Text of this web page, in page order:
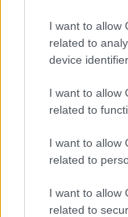
I want to allow
related to
device
I want to allow
related to
I want to allow
related to
I want to allow
related to